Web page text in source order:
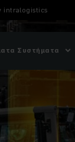
intralogistics
Συστήματα